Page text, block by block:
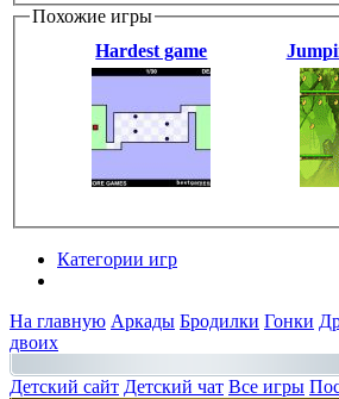
Похожие игры
Hardest game
Категории игр
На главную Аркады Бродилки Гонки
двоих
Детский сайт Детский чат Все игры